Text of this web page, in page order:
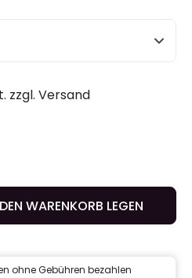
zzgl. Versand
WARENKORB LEGEN
ohne Gebühren bezahlen